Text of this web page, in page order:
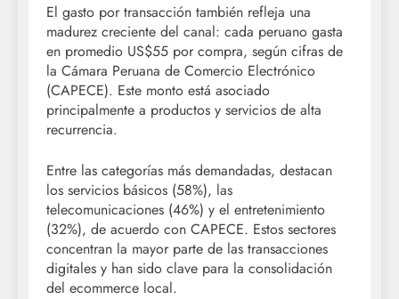
El gasto por transacción también refleja una
madurez creciente del canal: cada peruano gasta
en promedio US$55 por compra, según cifras de
la Cámara Peruana de Comercio Electrónico
(CAPECE). Este monto está asociado
principalmente a productos y servicios de alta
recurrencia.
Entre las categorías más demandadas, destacan
los servicios básicos (58%), las
telecomunicaciones (46%) y el entretenimiento
(32%), de acuerdo con CAPECE. Estos sectores
concentran la mayor parte de las transacciones
digitales y han sido clave para la consolidación
del ecommerce local.